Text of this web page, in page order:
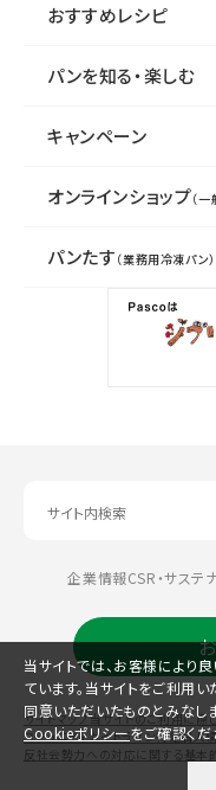
おすすめレシピ
パンを知る・楽しむ
キャンペーン
オンラインショップ（
パンたす （業務用冷凍パン）
企業情報CSR・サステ
サイトマップ当サイトのご利用に際
コミュニティガイドライン特定個人
反社会勢力への対応に関する基本
当サイトでは、お客様により
ています。当サイトをご利用
同意いただいたものとみなし
Cookieポリシーをご確認くだ